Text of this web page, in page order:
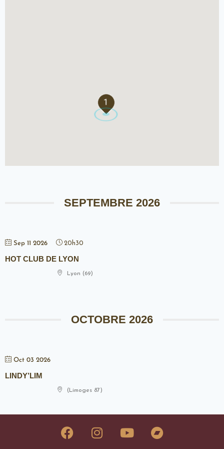
1
SEPTEMBRE 2026
Sep 11 2026 20h30
HOT CLUB DE LYON
Lyon (69)
OCTOBRE 2026
Oct 03 2026
LINDY’LIM
(Limoges 87)